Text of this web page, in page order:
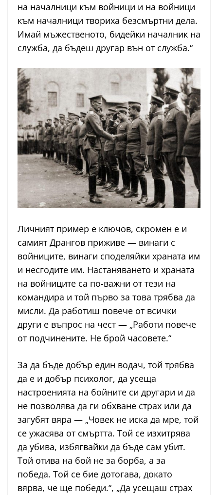
на началници към войници и на войници
към началници твориха безсмъртни дела.
Имай мъжественото, бидейки началник на
служба, да бъдеш другар вън от служба.“
Личният пример е ключов, скромен е и
самият Дрангов приживе — винаги с
войниците, винаги споделяйки храната им
и несгодите им. Настаняването и храната
на войниците са по-важни от тези на
командира и той първо за това трябва да
мисли. Да работиш повече от всички
други е въпрос на чест — „Работи повече
от подчинените. Не брой часовете.“
За да бъде добър един водач, той трябва
да е и добър психолог, да усеща
настроенията на бойните си другари и да
не позволява да ги обхване страх или да
загубят вяра — „Човек не иска да мре, той
се ужасява от смъртта. Той се изхитрява
да убива, избягвайки да бъде сам убит.
Той отива на бой не за борба, а за
победа. Той се бие дотогава, докато
вярва, че ще победи.“, „Да усещаш страх